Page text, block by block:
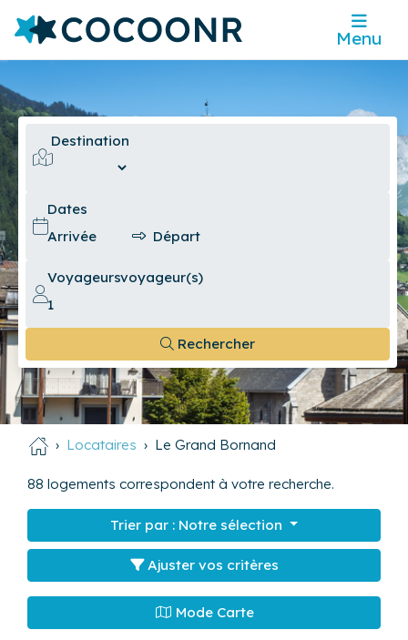
Menu
Destination
Dates
Voyageursvoyageur(s)
Rechercher
Locataires Le Grand Bornand
88 logements correspondent à votre recherche.
Trier par : Notre sélection
Ajuster vos critères
Mode Carte